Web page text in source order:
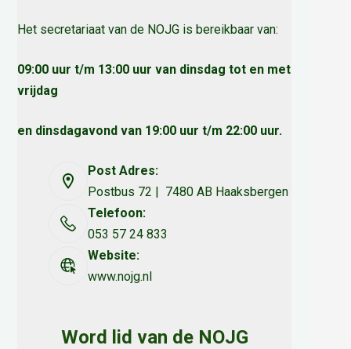
Het secretariaat van de NOJG is bereikbaar van:
09:00 uur t/m 13:00 uur van dinsdag tot en met
vrijdag
en dinsdagavond van 19:00 uur t/m 22:00 uur.
Post Adres:
Postbus 72 | 7480 AB Haaksbergen
Telefoon:
053 57 24 833
Website:
www.nojg.nl
Word lid van de NOJG